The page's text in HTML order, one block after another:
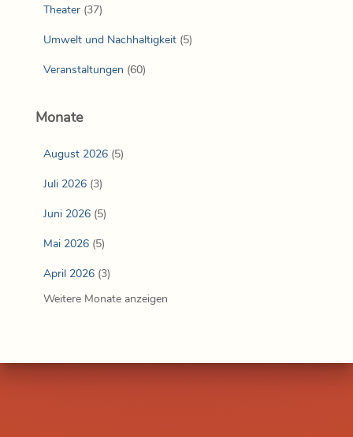
Theater (37)
Umwelt und Nachhaltigkeit (5)
Veranstaltungen (60)
Monate
August 2026 (5)
Juli 2026 (3)
Juni 2026 (5)
Mai 2026 (5)
April 2026 (3)
Weitere Monate anzeigen